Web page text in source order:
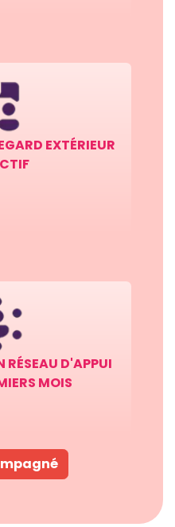
EXTÉRIEUR
RÉSEAU D'APPUI
MOIS